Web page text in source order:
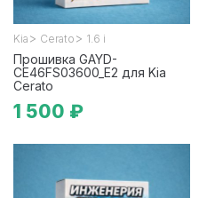
Kia > Cerato > 1.6 i
Прошивка GAYD-
CE46FS03600_E2 для Kia
Cerato
1 500 ₽